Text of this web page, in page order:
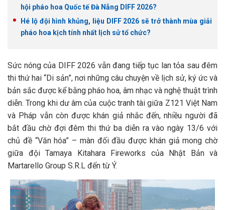
hội pháo hoa Quốc tế Đà Nẵng DIFF 2026?
Hé lộ đội hình khủng, liệu DIFF 2026 sẽ trở thành mùa giải
pháo hoa kịch tính nhất lịch sử tổ chức?
Sức nóng của DIFF 2026 vẫn đang tiếp tục lan tỏa sau đêm
thi thứ hai “Di sản”, nơi những câu chuyện về lịch sử, ký ức và
bản sắc được kể bằng pháo hoa, âm nhạc và nghệ thuật trình
diễn. Trong khi dư âm của cuộc tranh tài giữa Z121 Việt Nam
và Pháp vẫn còn được khán giả nhắc đến, nhiều người đã
bắt đầu chờ đợi đêm thi thứ ba diễn ra vào ngày 13/6 với
chủ đề “Văn hóa” – màn đối đầu được khán giả mong chờ
giữa đội Tamaya Kitahara Fireworks của Nhật Bản và
Martarello Group S.R.L đến từ Ý.